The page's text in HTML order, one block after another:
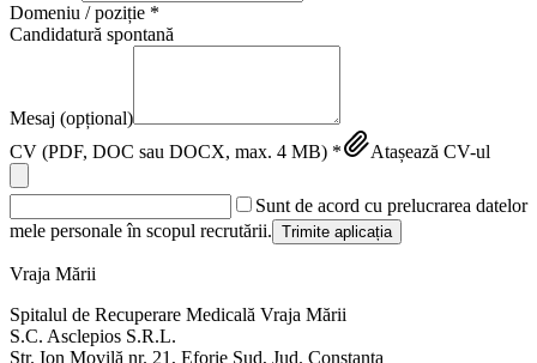
Domeniu / poziție *
Candidatură spontană
Mesaj (opțional)
CV (PDF, DOC sau DOCX, max. 4 MB) *
Atașează CV-ul
Sunt de acord cu prelucrarea datelor
mele personale în scopul recrutării. Trimite aplicația
Vraja Mării
Spitalul de Recuperare Medicală Vraja Mării
S.C. Asclepios S.R.L.
Str. Ion Movilă nr. 21, Eforie Sud, Jud. Constanța